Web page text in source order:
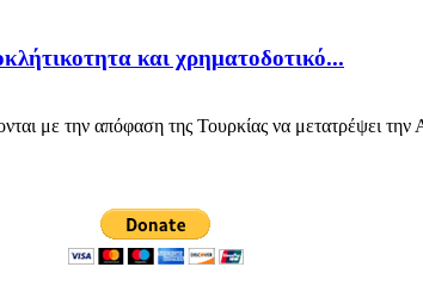
και χρηματοδοτικό...
την απόφαση της Τουρκίας να μετατρέψει την